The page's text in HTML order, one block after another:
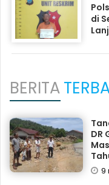
di
BERITA
DR
9